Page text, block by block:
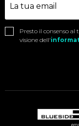
Presto il consenso
visione dell'